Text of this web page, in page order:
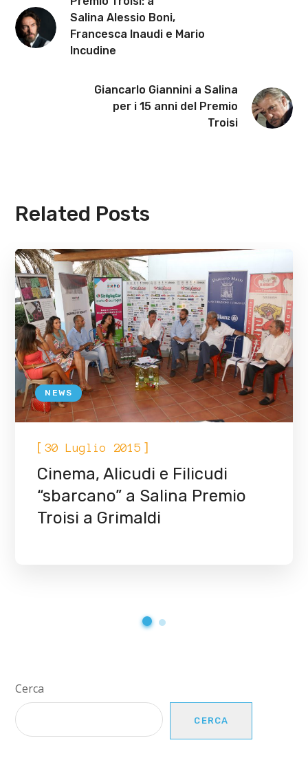
Salina Alessio Boni,
Francesca Inaudi e Mario
Incudine
Giancarlo Giannini a Salina
per i 15 anni del Premio
Troisi
Related Posts
NEWS
[30 Luglio 2015 ]
Cinema, Alicudi e Filicudi
“sbarcano” a Salina Premio
Troisi a Grimaldi
Cerca
CERCA